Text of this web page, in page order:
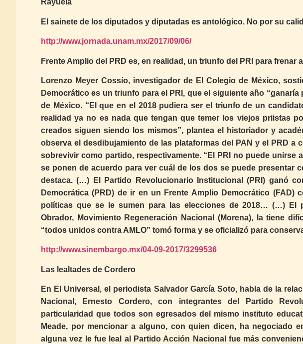
Rayuela
El sainete de los diputados y diputadas es antológico. No por su
http://www.jornada.unam.mx/2017/09/06/
Frente Amplio del PRD es, en realidad, un triunfo del PRI para frenar
Lorenzo Meyer Cossío, investigador de El Colegio de México,
Democrático es un triunfo para el PRI, que el siguiente año
de México. “El que en el 2018 pudiera ser el triunfo de un
realidad ya no es nada que tengan que temer los viejos priistas
creados siguen siendo los mismos”, plantea el historiador y
observa el desdibujamiento de las plataformas del PAN y el PRD a
sobrevivir como partido, respectivamente. “El PRI no puede unirse
se ponen de acuerdo para ver cuál de los dos se puede presentar
destaca. (…) El Partido Revolucionario Institucional (PRI) ganó
Democrática (PRD) de ir en un Frente Amplio Democrático (FAD)
políticas que se le sumen para las elecciones de 2018… (…) El
Obrador, Movimiento Regeneración Nacional (Morena), la tiene
“todos unidos contra AMLO” tomó forma y se oficializó para
http://www.sinembargo.mx/04-09-2017/3299536
Las lealtades de Cordero
En El Universal, el periodista Salvador García Soto, habla de la
Nacional, Ernesto Cordero, con integrantes del Partido
particularidad que todos son egresados del mismo instituto
Meade, por mencionar a alguno, con quien dicen, ha negociado
alguna vez le fue leal al Partido Acción Nacional fue más